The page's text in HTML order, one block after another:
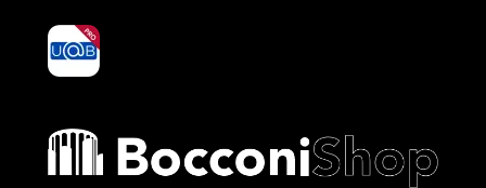
yoU@B
Bocconi shop